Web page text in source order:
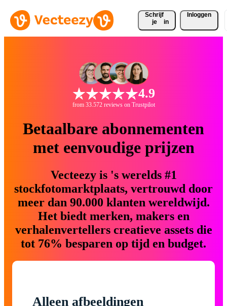
Schrijf
je
in
Inloggen
4.9
from 33.572 reviews on Trustpilot
Betaalbare abonnementen
met eenvoudige prijzen
Vecteezy is 's werelds #1
stockfotomarktplaats, vertrouwd door
meer dan 90.000 klanten wereldwijd.
Het biedt merken, makers en
verhalenvertellers creatieve assets die
tot 76% besparen op tijd en budget.
Alleen afbeeldingen